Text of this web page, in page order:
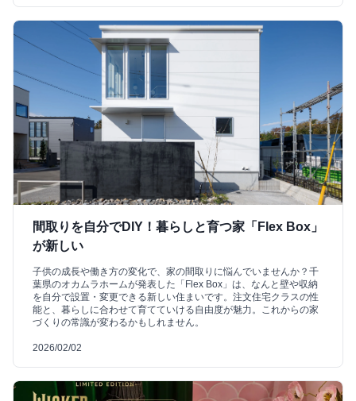
間取りを自分でDIY！暮らしと育つ家「Flex Box」
が新しい
子供の成長や働き方の変化で、家の間取りに悩んでいませんか？千
葉県のオカムラホームが発表した「Flex Box」は、なんと壁や収納
を自分で設置・変更できる新しい住まいです。注文住宅クラスの性
能と、暮らしに合わせて育てていける自由度が魅力。これからの家
づくりの常識が変わるかもしれません。
2026/02/02